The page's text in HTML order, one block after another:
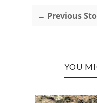
← Previous
YOU